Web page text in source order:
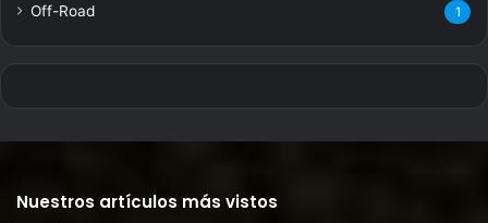
Off-Road 1
Nuestros artículos más vistos